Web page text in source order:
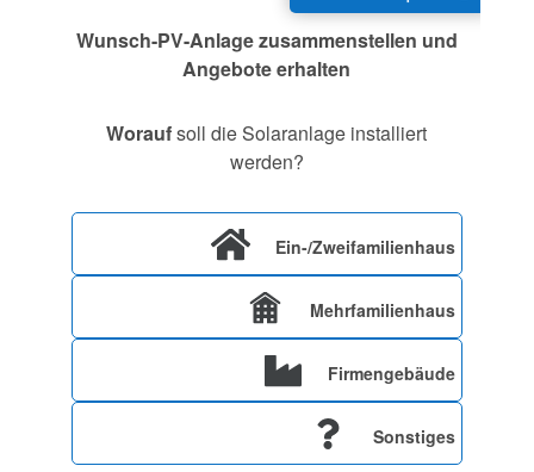
Wunsch-PV-Anlage zusammenstellen und
Angebote erhalten
Woraufsoll die Solaranlage installiert
werden?
Ein-/Zweifamilienhaus
Mehrfamilienhaus
Firmengebäude
Sonstiges